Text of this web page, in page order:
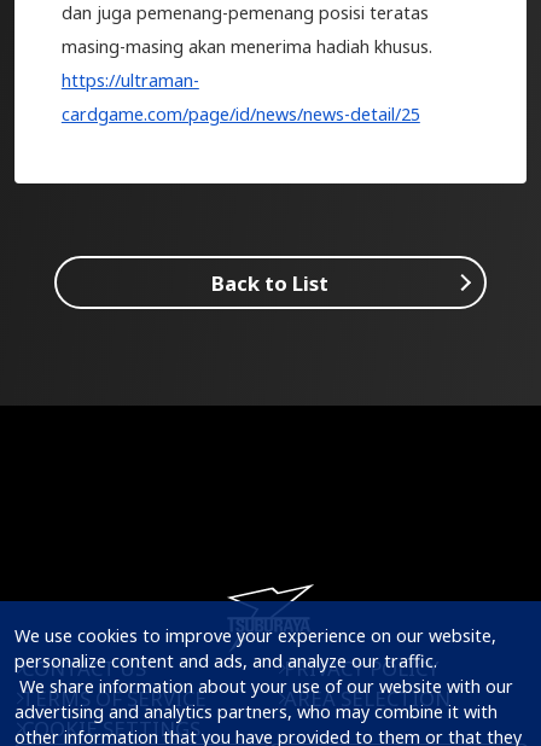
dan juga pemenang-pemenang posisi teratas
masing-masing akan menerima hadiah khusus.
https://ultraman-
cardgame.com/page/id/news/news-detail/25
Back to List
CONTACT US
PRIVACY POLICY
TERMS OF SERVICE
AREA SELECTION
COOKIE SETTINGS
We use cookies to improve your experience on our website,
personalize content and ads, and analyze our traffic.
advertising and analytics partners, who may combine it with
other information that you have provided to them or that they